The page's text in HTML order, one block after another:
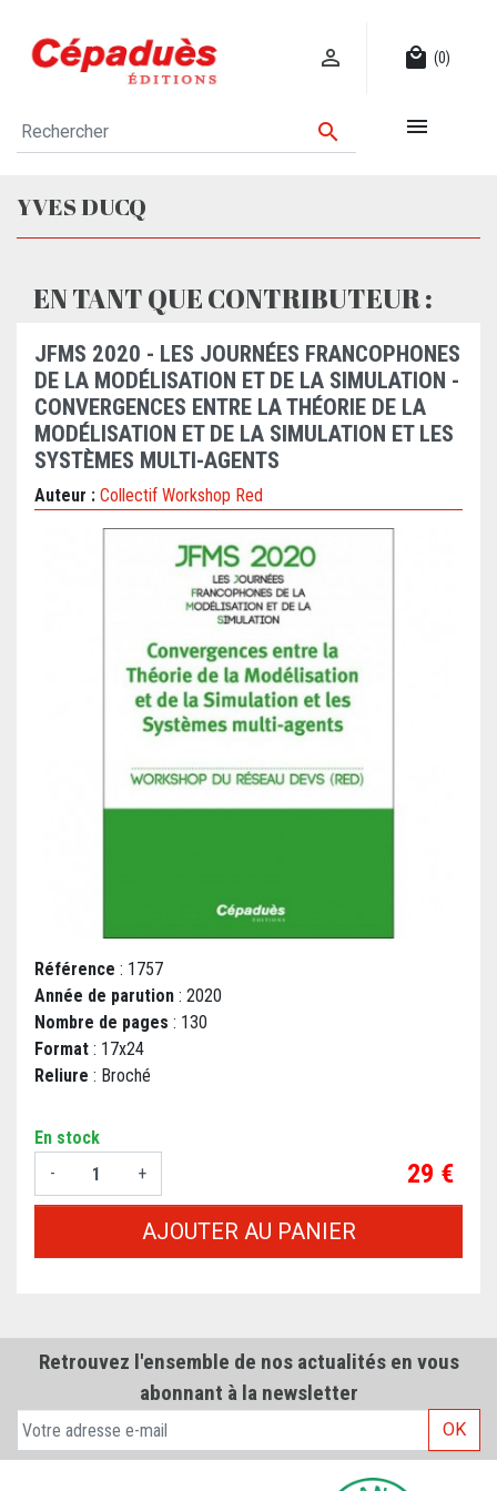
 local_mall (0)
 
YVES DUCQ
EN TANT QUE CONTRIBUTEUR :
JFMS 2020 - LES JOURNÉES FRANCOPHONES
DE LA MODÉLISATION ET DE LA SIMULATION -
CONVERGENCES ENTRE LA THÉORIE DE LA
MODÉLISATION ET DE LA SIMULATION ET LES
SYSTÈMES MULTI-AGENTS
Auteur : Collectif Workshop Red
Référence : 1757
Année de parution : 2020
Nombre de pages : 130
Format : 17x24
Reliure : Broché
En stock
-
+ Prix
29 €
AJOUTER AU PANIER
Retrouvez l'ensemble de nos actualités en vous
abonnant à la newsletter
OK